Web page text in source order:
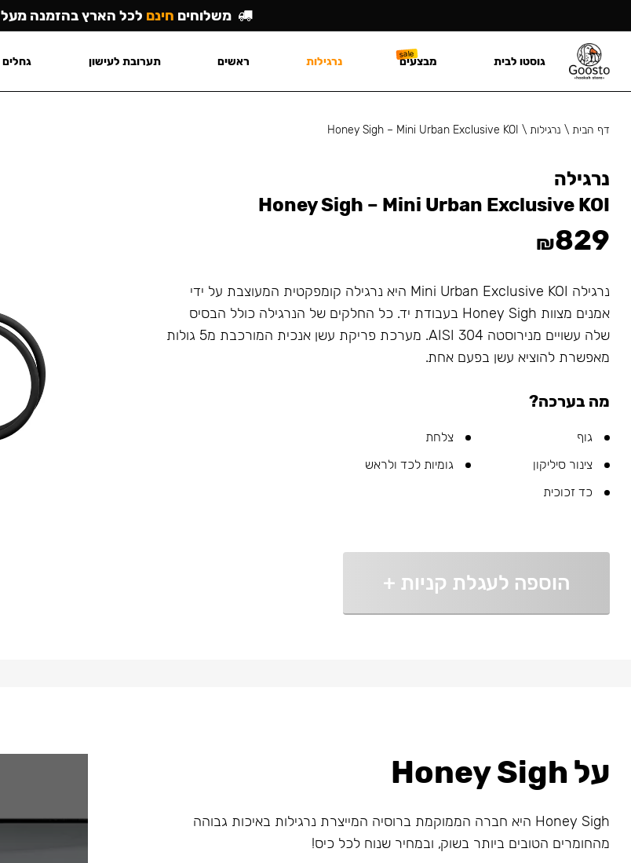
דף הבית\ נרגילות\
Honey Sigh – Mini Urban Exclusive KOI
נרגילה
Honey Sigh – Mini Urban Exclusive KOI
₪829
נרגילה Mini Urban Exclusive KOI היא נרגילה קומפקטית המעוצבת על ידי
אמנים מצוות Honey Sigh בעבודת יד. כל החלקים של הנרגילה כולל הבסיס
שלה עשויים מנירוסטה AISI 304. מערכת פריקת עשן אנכית המורכבת מ5 גולות
מאפשרת להוציא עשן בפעם אחת.
מה בערכה?
גוף
צלחת
צינור סיליקון
גומיות לכד ולראש
כד זכוכית
הוספה לעגלת קניות +
על Honey Sigh
Honey Sigh היא חברה הממוקמת ברוסיה המייצרת נרגילות באיכות גבוהה
מהחומרים הטובים ביותר בשוק, ובמחיר שנוח לכל כיס!
משלוחים חינם לכל הארץ בהזמנה מעל ₪449
גוסטו לבית מבצעים נרגילות ראשים תערובת לעישון גחלים